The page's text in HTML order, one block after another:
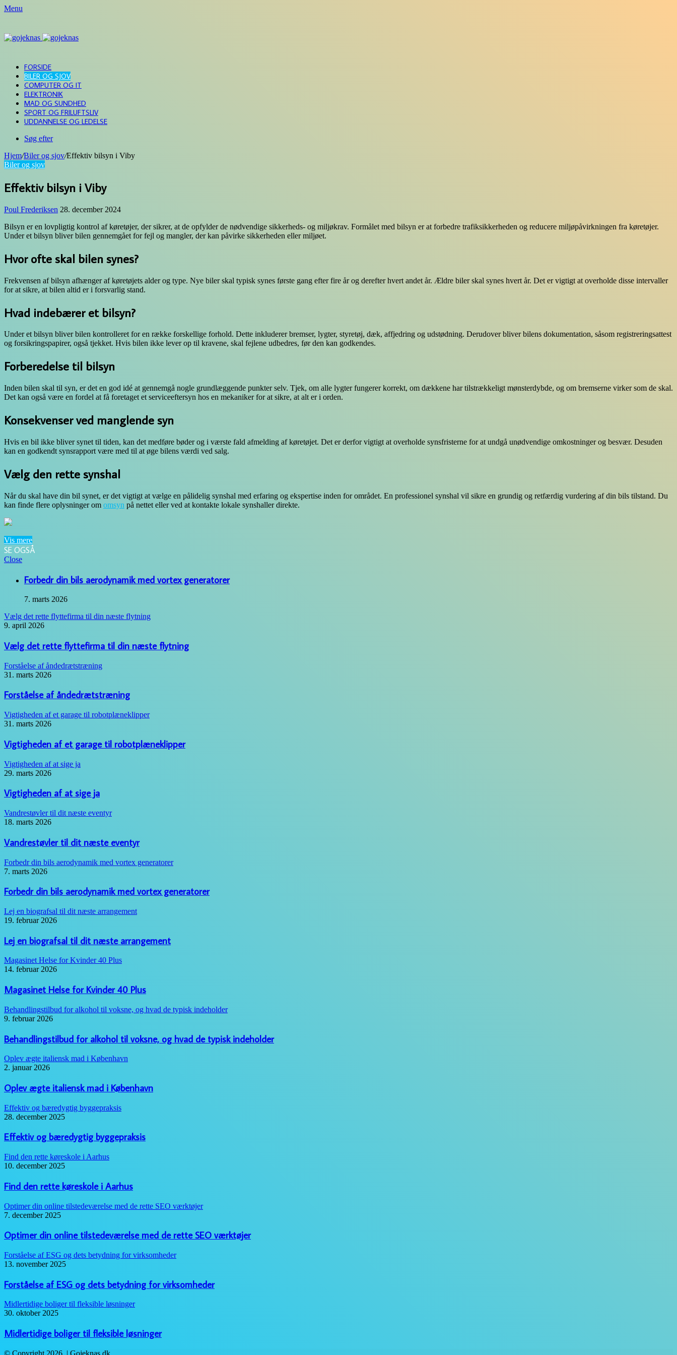
Menu
FORSIDE
BILER OG SJOV
COMPUTER OG IT
ELEKTRONIK
MAD OG SUNDHED
SPORT OG FRILUFTSLIV
UDDANNELSE OG LEDELSE
Søg efter
Hjem/Biler og sjov/Effektiv bilsyn i Viby
Biler og sjov
Effektiv bilsyn i Viby
Poul Frederiksen 28. december 2024
Bilsyn er en lovpligtig kontrol af køretøjer, der sikrer, at de opfylder de nødvendige sikkerheds- og miljøkrav. Formålet med bilsyn er at forbedre trafiksikkerheden og reducere miljøpåvirkningen fra køretøjer.
Under et bilsyn bliver bilen gennemgået for fejl og mangler, der kan påvirke sikkerheden eller miljøet.
Hvor ofte skal bilen synes?
Frekvensen af bilsyn afhænger af køretøjets alder og type. Nye biler skal typisk synes første gang efter fire år og derefter hvert andet år. Ældre biler skal synes hvert år. Det er vigtigt at overholde disse intervaller
for at sikre, at bilen altid er i forsvarlig stand.
Hvad indebærer et bilsyn?
Under et bilsyn bliver bilen kontrolleret for en række forskellige forhold. Dette inkluderer bremser, lygter, styretøj, dæk, affjedring og udstødning. Derudover bliver bilens dokumentation, såsom registreringsattest
og forsikringspapirer, også tjekket. Hvis bilen ikke lever op til kravene, skal fejlene udbedres, før den kan godkendes.
Forberedelse til bilsyn
Inden bilen skal til syn, er det en god idé at gennemgå nogle grundlæggende punkter selv. Tjek, om alle lygter fungerer korrekt, om dækkene har tilstrækkeligt mønsterdybde, og om bremserne virker som de skal.
Det kan også være en fordel at få foretaget et serviceeftersyn hos en mekaniker for at sikre, at alt er i orden.
Konsekvenser ved manglende syn
Hvis en bil ikke bliver synet til tiden, kan det medføre bøder og i værste fald afmelding af køretøjet. Det er derfor vigtigt at overholde synsfristerne for at undgå unødvendige omkostninger og besvær. Desuden
kan en godkendt synsrapport være med til at øge bilens værdi ved salg.
Vælg den rette synshal
Når du skal have din bil synet, er det vigtigt at vælge en pålidelig synshal med erfaring og ekspertise inden for området. En professionel synshal vil sikre en grundig og retfærdig vurdering af din bils tilstand. Du
kan finde flere oplysninger om omsyn på nettet eller ved at kontakte lokale synshaller direkte.
Vis mere
SE OGSÅ
Close
Forbedr din bils aerodynamik med vortex generatorer
7. marts 2026
Vælg det rette flyttefirma til din næste flytning
9. april 2026
Vælg det rette flyttefirma til din næste flytning
Forståelse af åndedrætstræning
31. marts 2026
Forståelse af åndedrætstræning
Vigtigheden af et garage til robotplæneklipper
31. marts 2026
Vigtigheden af et garage til robotplæneklipper
Vigtigheden af at sige ja
29. marts 2026
Vigtigheden af at sige ja
Vandrestøvler til dit næste eventyr
18. marts 2026
Vandrestøvler til dit næste eventyr
Forbedr din bils aerodynamik med vortex generatorer
7. marts 2026
Forbedr din bils aerodynamik med vortex generatorer
Lej en biografsal til dit næste arrangement
19. februar 2026
Lej en biografsal til dit næste arrangement
Magasinet Helse for Kvinder 40 Plus
14. februar 2026
Magasinet Helse for Kvinder 40 Plus
Behandlingstilbud for alkohol til voksne, og hvad de typisk indeholder
9. februar 2026
Behandlingstilbud for alkohol til voksne, og hvad de typisk indeholder
Oplev ægte italiensk mad i København
2. januar 2026
Oplev ægte italiensk mad i København
Effektiv og bæredygtig byggepraksis
28. december 2025
Effektiv og bæredygtig byggepraksis
Find den rette køreskole i Aarhus
10. december 2025
Find den rette køreskole i Aarhus
Optimer din online tilstedeværelse med de rette SEO værktøjer
7. december 2025
Optimer din online tilstedeværelse med de rette SEO værktøjer
Forståelse af ESG og dets betydning for virksomheder
13. november 2025
Forståelse af ESG og dets betydning for virksomheder
Midlertidige boliger til fleksible løsninger
30. oktober 2025
Midlertidige boliger til fleksible løsninger
© Copyright 2026, | Gojeknas.dk